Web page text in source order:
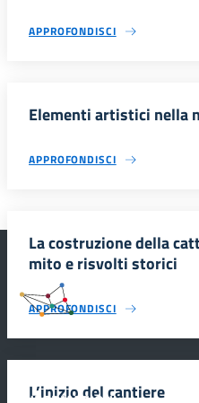
APPROFONDISCI
Elementi artistici nella
APPROFONDISCI
La costruzione della
mito e risvolti storici
APPROFONDISCI
L’inizio del cantiere